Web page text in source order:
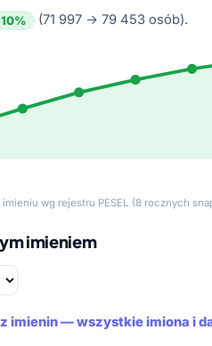
(71 997 → 79 453 osób).
wg rejestru PESEL (8 rocznych
imieniem
imienin — wszystkie imiona i